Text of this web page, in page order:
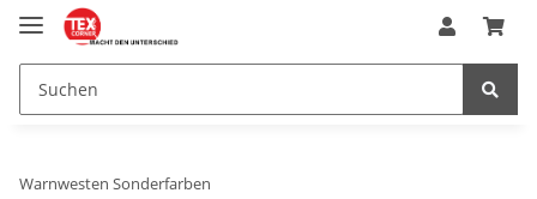
Warnwesten Sonderfarben